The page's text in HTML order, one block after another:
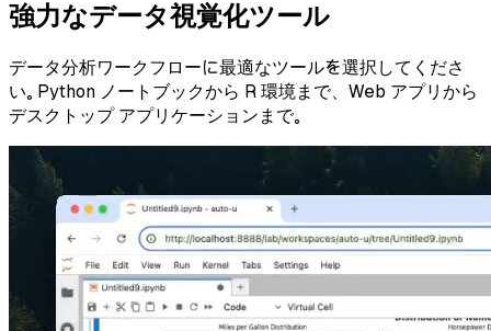
強力なデータ視覚化ツール
データ分析ワークフローに最適なツールを選択してくださ
い。 Python ノートブックから R 環境まで、Web アプリから
デスクトップ アプリケーションまで。